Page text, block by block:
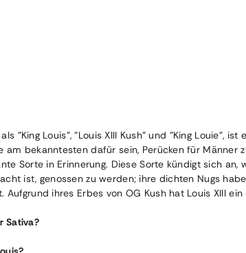
"King Louis", "Louis XIII Kush" und "King
am bekanntesten dafür sein, Perücken für
Sorte in Erinnerung. Diese Sorte kündigt sich
ist, genossen zu werden; ihre dichten Nugs
ihres Erbes von OG Kush hat Louis XIII
Sativa?